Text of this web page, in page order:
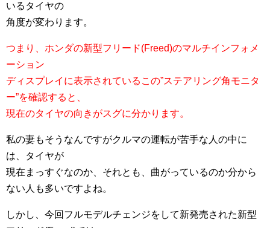
いるタイヤの
角度が変わります。
つまり、ホンダの新型フリード(Freed)のマルチインフォメ
ーション
ディスプレイに表示されているこの”ステアリング角モニタ
ー”を確認すると、
現在のタイヤの向きがスグに分かります。
私の妻もそうなんですがクルマの運転が苦手な人の中に
は、タイヤが
現在まっすぐなのか、それとも、曲がっているのか分から
ない人も多いですよね。
しかし、今回フルモデルチェンジをして新発売された新型